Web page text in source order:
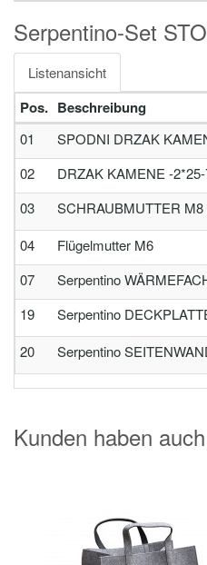
Serpentino-Set
Listenansicht
Pos. Beschreibung
01 SPODNI DRZAK
02
DRZAK KAMENE -
03
SCHRAUBMUTTER M8
04
Flügelmutter M6
07
Serpentino
19
Serpentino
20
Serpentino
Kunden haben